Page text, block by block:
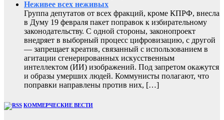
Неживее всех неживых
Группа депутатов от всех фракций, кроме КПРФ, внесла
в Думу 19 февраля пакет поправок к избирательному
законодательству. С одной стороны, законопроект
внедряет в выборный процесс цифровизацию, с другой
— запрещает креатив, связанный с использованием в
агитации сгенерированных искусственным
интеллектом (ИИ) изображений. Под запретом окажутся
и образы умерших людей. Коммунисты полагают, что
поправки направлены против них, […]
КОММЕРЧЕСКИЕ ВЕСТИ